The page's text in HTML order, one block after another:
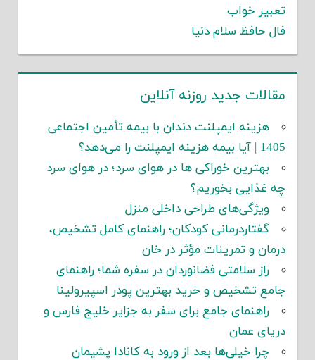
تعبیر خواب
فال حافظ سلام دنیا
مقالات جدید روزنه آنلاین
هزینه ایمپلنت دندان با بیمه تأمین اجتماعی
1405 | آیا بیمه هزینه ایمپلنت را می‌دهد؟
بهترین خوراکی ها در هوای سرد؛ در هوای سرد
چه غذایی بخوریم؟
ویژگی‌های طراحی داخلی منزل
گفتاردرمانی کودکان؛ راهنمای کامل تشخیص،
درمان و تمرینات مؤثر در خان
راز سلامتی فضانوردان در سفره شما؛ راهنمای
جامع تشخیص و خرید بهترین پودر اسپیرولینا
راهنمای جامع برای سفر به جزایر خلیج فارس و
دریای عمان
چرا خیلی‌ها بعد از ورود به کانادا پشیمان